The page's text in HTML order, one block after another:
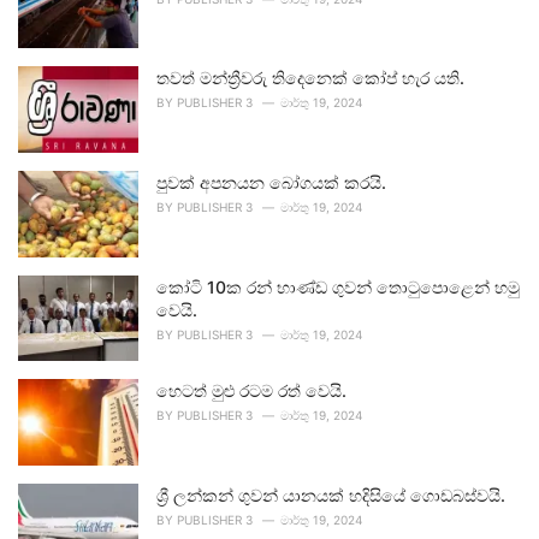
තවත් මන්ත්‍රීවරු තිදෙනෙක් කෝප් හැර යති.
BY PUBLISHER 3 මාර්තු 19, 2024
පුවක් අපනයන බෝගයක් කරයි.
BY PUBLISHER 3 මාර්තු 19, 2024
කෝටි 10ක රන් භාණ්ඩ ගුවන් තොටුපොළෙන් හමු
වෙයි.
BY PUBLISHER 3 මාර්තු 19, 2024
හෙටත් මුළු රටම රත් වෙයි.
BY PUBLISHER 3 මාර්තු 19, 2024
ශ්‍රී ලන්කන් ගුවන් යානයක් හදිසියේ ගොඩබස්වයි.
BY PUBLISHER 3 මාර්තු 19, 2024